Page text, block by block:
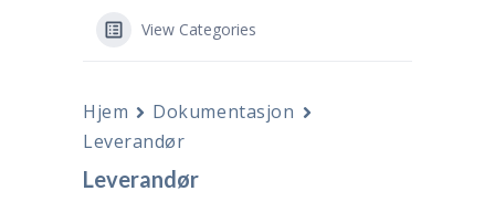
View Categories
Hjem
Dokumentasjon
Leverandør
Leverandør